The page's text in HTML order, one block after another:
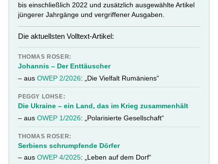
bis einschließlich 2022 und zusätzlich ausgewählte Artikel
jüngerer Jahrgänge und vergriffener Ausgaben.
Die aktuellsten Volltext-Artikel:
THOMAS ROSER:
Johannis – Der Enttäuscher
– ausOWEP 2/2026: „Die Vielfalt Rumäniens“
PEGGY LOHSE:
Die Ukraine – ein Land, das im Krieg zusammenhält
– ausOWEP 1/2026: „Polarisierte Gesellschaft“
THOMAS ROSER:
Serbiens schrumpfende Dörfer
– ausOWEP 4/2025: „Leben auf dem Dorf“